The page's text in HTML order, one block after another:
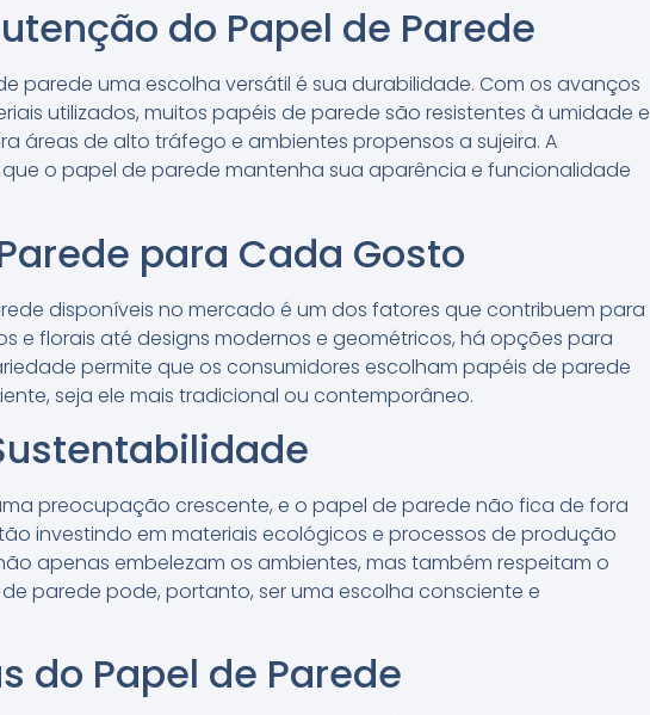
do Papel de Parede
parede uma escolha versátil é sua durabilidade. Com os avanços
utilizados, muitos papéis de parede são resistentes à umidade e
áreas de alto tráfego e ambientes propensos a sujeira. A
o papel de parede mantenha sua aparência e funcionalidade
para Cada Gosto
disponíveis no mercado é um dos fatores que contribuem para
e florais até designs modernos e geométricos, há opções para
permite que os consumidores escolham papéis de parede
seja ele mais tradicional ou contemporâneo.
preocupação crescente, e o papel de parede não fica de fora
investindo em materiais ecológicos e processos de produção
apenas embelezam os ambientes, mas também respeitam o
parede pode, portanto, ser uma escolha consciente e
do Papel de Parede